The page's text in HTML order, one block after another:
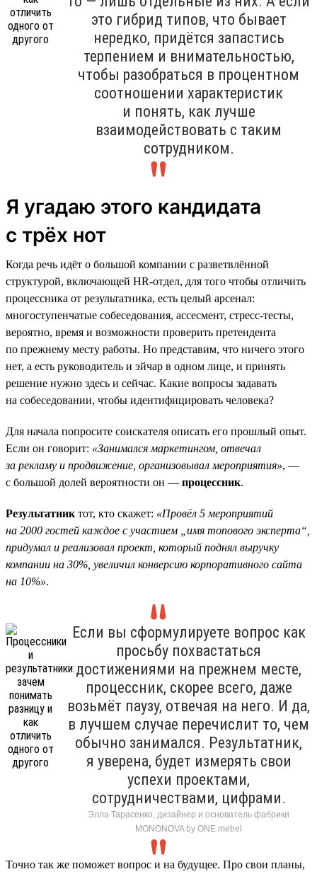
это гибрид типов, что бывает
нередко, придётся запастись
терпением и внимательностью,
чтобы разобраться в процентном
соотношении характеристик
и понять, как лучше
взаимодействовать с таким
сотрудником.
Я угадаю этого кандидата
с трёх нот
Когда речь идёт о большой компании с разветвлённой
структурой, включающей HR-отдел, для того чтобы отличить
процессника от результатника, есть целый арсенал:
многоступенчатые собеседования, ассесмент, стресс-тесты,
вероятно, время и возможности проверить претендента
по прежнему месту работы. Но представим, что ничего этого
нет, а есть руководитель и эйчар в одном лице, и принять
решение нужно здесь и сейчас. Какие вопросы задавать
на собеседовании, чтобы идентифицировать человека?
Для начала попросите соискателя описать его прошлый опыт.
Если он говорит: «Занимался маркетингом, отвечал
за рекламу и продвижение, организовывал мероприятия», —
с большой долей вероятности он — процессник.
Результатник тот, кто скажет: «Провёл 5 мероприятий
на 2000 гостей каждое с участием „имя топового эксперта“,
придумал и реализовал проект, который поднял выручку
компании на 30%, увеличил конверсию корпоративного сайта
на 10%».
Если вы сформулируете вопрос как
просьбу похвастаться
достижениями на прежнем месте,
процессник, скорее всего, даже
возьмёт паузу, отвечая на него. И да,
в лучшем случае перечислит то, чем
обычно занимался. Результатник,
я уверена, будет измерять свои
успехи проектами,
сотрудничествами, цифрами.
Элла Тарасенко, дизайнер и основатель фабрики
MONONOVA by ONE mebel
Точно так же поможет вопрос и на будущее. Про свои планы,